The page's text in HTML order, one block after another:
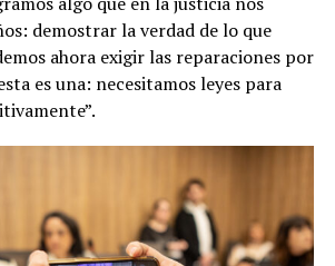
demostrar la verdad de lo que
ahora exigir las reparaciones por
es una: necesitamos leyes para